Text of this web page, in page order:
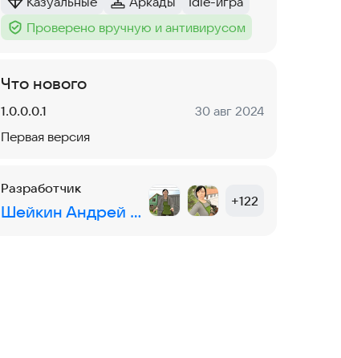
Категория: Категория: Тег:
Тег :
Проверено вручную и антивирусом
Что нового
Версия:
1.0.0.0.1 Дата:
30 авг 2024
Первая версия
Разработчик
Шейкин Андрей Сергеевич
+122